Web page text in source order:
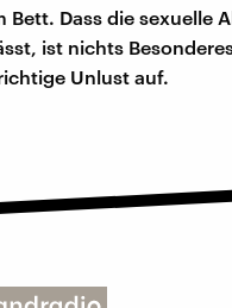
Bett. Dass die sexuelle
ist nichts
Unlust auf.